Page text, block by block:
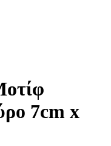
7cm x